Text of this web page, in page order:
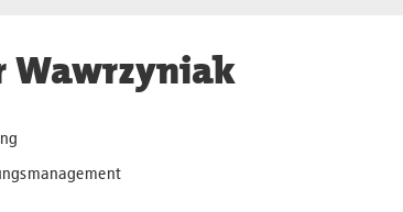
Wawrzyniak